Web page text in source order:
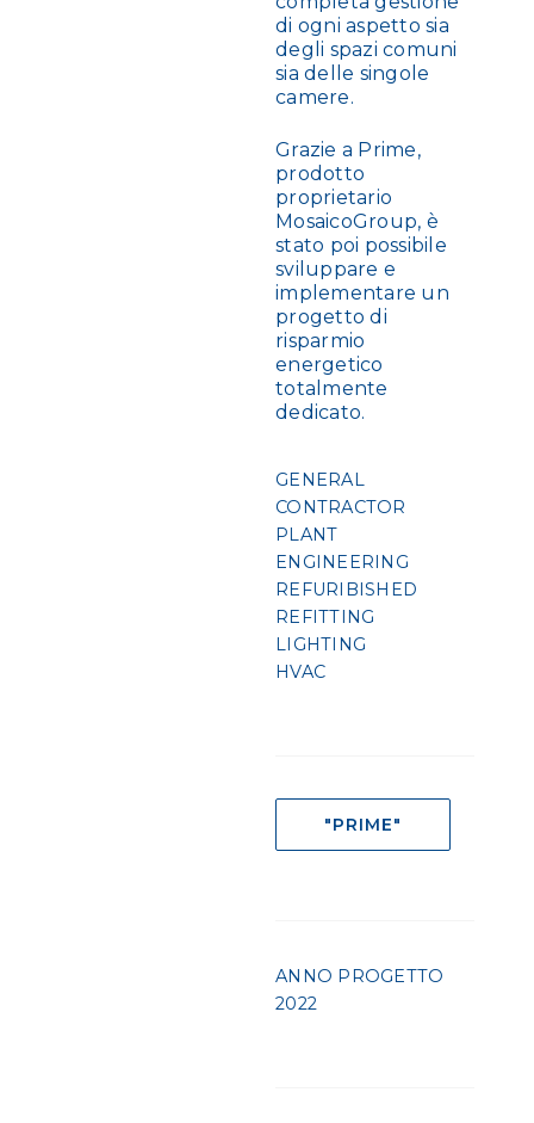
di ogni aspetto sia
degli spazi comuni
sia delle singole
camere.
Grazie a Prime,
prodotto
proprietario
MosaicoGroup, è
stato poi possibile
sviluppare e
implementare un
progetto di
risparmio
energetico
totalmente
dedicato.
GENERAL
CONTRACTOR
PLANT
ENGINEERING
REFURIBISHED
REFITTING
LIGHTING
HVAC
"PRIME"
ANNO PROGETTO
2022